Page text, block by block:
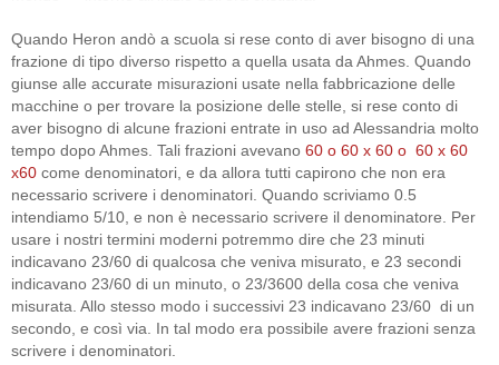
Quando Heron andò a scuola si rese conto di aver bisogno di una
frazione di tipo diverso rispetto a quella usata da Ahmes. Quando
giunse alle accurate misurazioni usate nella fabbricazione delle
macchine o per trovare la posizione delle stelle, si rese conto di
aver bisogno di alcune frazioni entrate in uso ad Alessandria molto
tempo dopo Ahmes. Tali frazioni avevano 60 o 60 x 60 o 60 x 60
x60 come denominatori, e da allora tutti capirono che non era
necessario scrivere i denominatori. Quando scriviamo 0.5
intendiamo 5/10, e non è necessario scrivere il denominatore. Per
usare i nostri termini moderni potremmo dire che 23 minuti
indicavano 23/60 di qualcosa che veniva misurato, e 23 secondi
indicavano 23/60 di un minuto, o 23/3600 della cosa che veniva
misurata. Allo stesso modo i successivi 23 indicavano 23/60 di un
secondo, e così via. In tal modo era possibile avere frazioni senza
scrivere i denominatori.